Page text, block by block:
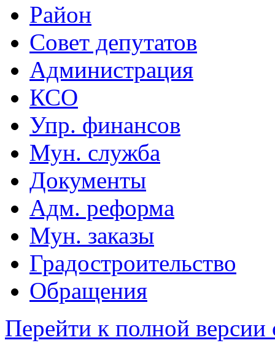
Район
Совет депутатов
Администрация
КСО
Упр. финансов
Мун. служба
Документы
Адм. реформа
Мун. заказы
Градостроительство
Обращения
Перейти к полной версии